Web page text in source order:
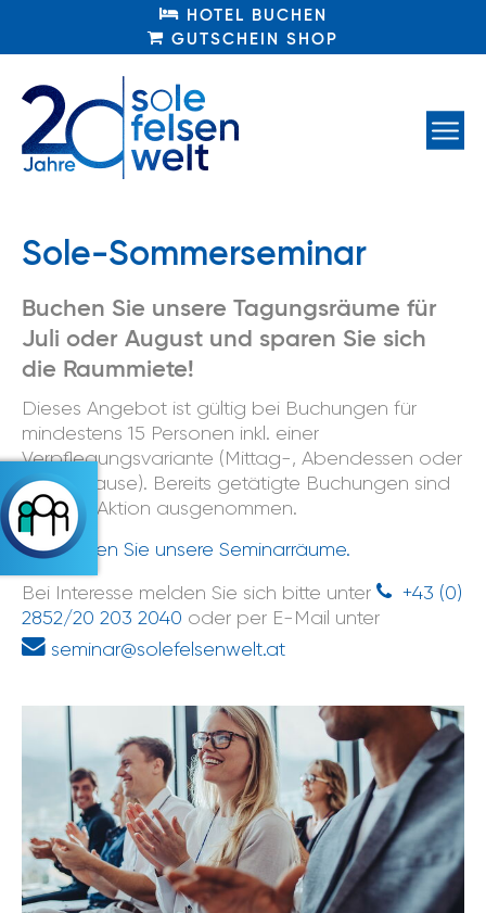
HOTEL BUCHEN
GUTSCHEIN SHOP
Sole-Sommerseminar
Buchen Sie unsere Tagungsräume für
Juli oder August und sparen Sie sich
die Raummiete!
Dieses Angebot ist gültig bei Buchungen für
mindestens 15 Personen inkl. einer
Verpflegungsvariante (Mittag-, Abendessen oder
Kaffeepause). Bereits getätigte Buchungen sind
von der Aktion ausgenommen.
Hier finden Sie unsere Seminarräume.
Bei Interesse melden Sie sich bitte unter
+43 (0)
2852/20 203 2040 oder per E-Mail unter
seminar@solefelsenwelt.at
HOTEL BUCHEN
GUTSCHEIN SHOP